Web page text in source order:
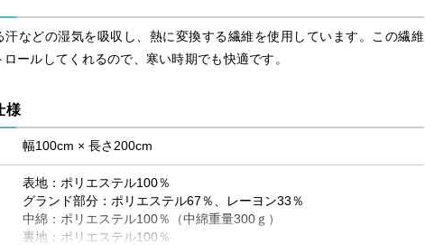
汗などの湿気を吸収し、熱に変換する繊維を使用しています。この繊維
ールしてくれるので、寒い時期でも快適です。
様
幅100cm × 長さ200cm
表地：ポリエステル100％
グランド部分：ポリエステル67％、レーヨン33％
中綿：ポリエステル100％（中綿重量300ｇ）
裏地：ポリエステル100％